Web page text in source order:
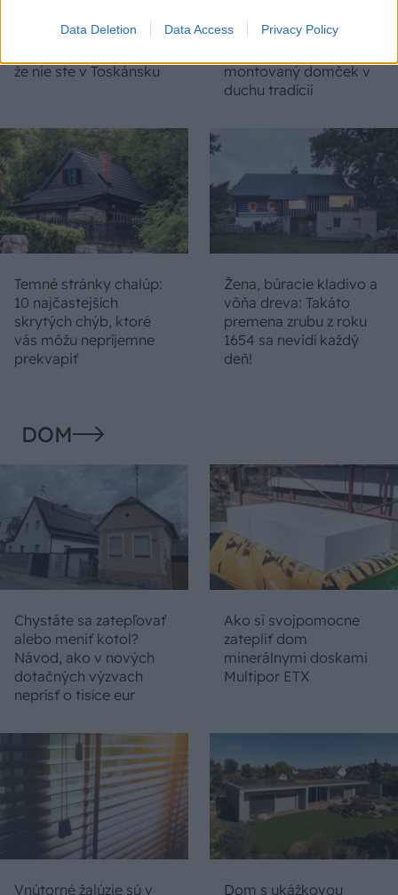
Data Deletion Data Access Privacy Policy
nepoznanie: Keď
že nie ste v Toskánsku
Slovák sa nebál a v
montovaný domček v
duchu tradícií
Temné stránky chalúp:
10 najčastejších
skrytých chýb, ktoré
vás môžu nepríjemne
prekvapiť
Žena, búracie kladivo a
vôňa dreva: Takáto
premena zrubu z roku
1654 sa nevidí každý
deň!
DOM
Chystáte sa zatepľovať
alebo meniť kotol?
Návod, ako v nových
dotačných výzvach
neprísť o tisíce eur
Ako si svojpomocne
zatepliť dom
minerálnymi doskami
Multipor ETX
Vnútorné žalúzie sú v
Dom s ukážkovou